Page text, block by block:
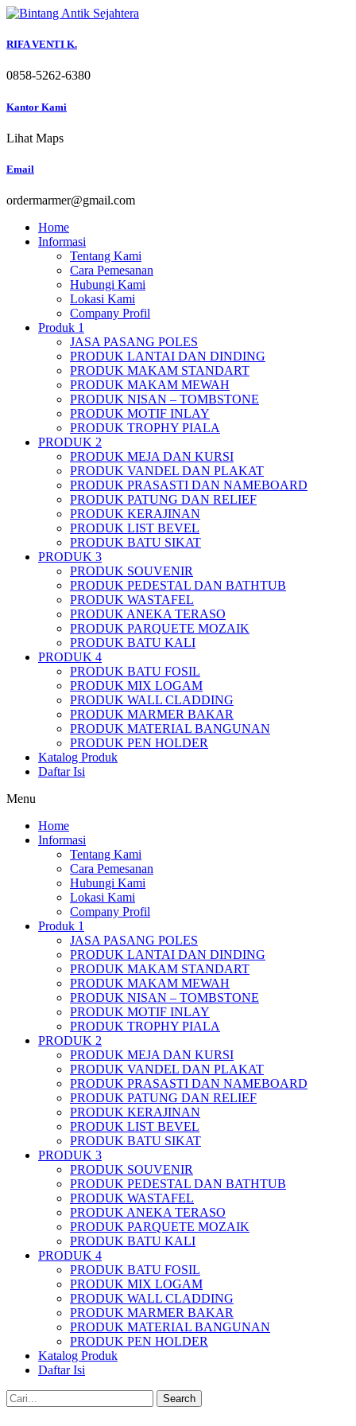
Skip
content
RIFA VENTI K.
0858-5262-6380
Kantor Kami
Lihat Maps
Email
ordermarmer@gmail.com
Home
Informasi
Tentang Kami
Cara Pemesanan
Hubungi Kami
Lokasi Kami
Company Profil
Produk 1
JASA PASANG POLES
PRODUK LANTAI DAN DINDING
PRODUK MAKAM STANDART
PRODUK MAKAM MEWAH
PRODUK NISAN – TOMBSTONE
PRODUK MOTIF INLAY
PRODUK TROPHY PIALA
PRODUK 2
PRODUK MEJA DAN KURSI
PRODUK VANDEL DAN PLAKAT
PRODUK PRASASTI DAN NAMEBOARD
PRODUK PATUNG DAN RELIEF
PRODUK KERAJINAN
PRODUK LIST BEVEL
PRODUK BATU SIKAT
PRODUK 3
PRODUK SOUVENIR
PRODUK PEDESTAL DAN BATHTUB
PRODUK WASTAFEL
PRODUK ANEKA TERASO
PRODUK PARQUETE MOZAIK
PRODUK BATU KALI
PRODUK 4
PRODUK BATU FOSIL
PRODUK MIX LOGAM
PRODUK WALL CLADDING
PRODUK MARMER BAKAR
PRODUK MATERIAL BANGUNAN
PRODUK PEN HOLDER
Katalog Produk
Daftar Isi
Menu
Home
Informasi
Tentang Kami
Cara Pemesanan
Hubungi Kami
Lokasi Kami
Company Profil
Produk 1
JASA PASANG POLES
PRODUK LANTAI DAN DINDING
PRODUK MAKAM STANDART
PRODUK MAKAM MEWAH
PRODUK NISAN – TOMBSTONE
PRODUK MOTIF INLAY
PRODUK TROPHY PIALA
PRODUK 2
PRODUK MEJA DAN KURSI
PRODUK VANDEL DAN PLAKAT
PRODUK PRASASTI DAN NAMEBOARD
PRODUK PATUNG DAN RELIEF
PRODUK KERAJINAN
PRODUK LIST BEVEL
PRODUK BATU SIKAT
PRODUK 3
PRODUK SOUVENIR
PRODUK PEDESTAL DAN BATHTUB
PRODUK WASTAFEL
PRODUK ANEKA TERASO
PRODUK PARQUETE MOZAIK
PRODUK BATU KALI
PRODUK 4
PRODUK BATU FOSIL
PRODUK MIX LOGAM
PRODUK WALL CLADDING
PRODUK MARMER BAKAR
PRODUK MATERIAL BANGUNAN
PRODUK PEN HOLDER
Katalog Produk
Daftar Isi
Search